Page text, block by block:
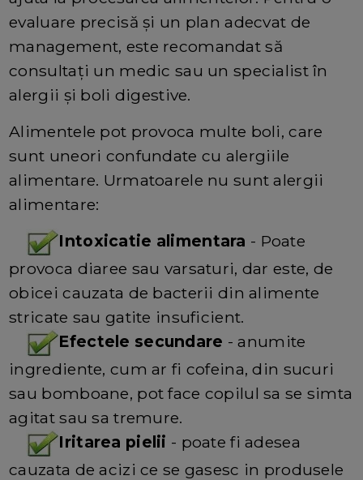
evaluare precisă și un plan adecvat de
management, este recomandat să
consultați un medic sau un specialist în
alergii și boli digestive.
Alimentele pot provoca multe boli, care
sunt uneori confundate cu alergiile
alimentare. Urmatoarele nu sunt alergii
alimentare:
Intoxicatie alimentara - Poate
provoca diaree sau varsaturi, dar este, de
obicei cauzata de bacterii din alimente
stricate sau gatite insuficient.
Efectele secundare - anumite
ingrediente, cum ar fi cofeina, din sucuri
sau bomboane, pot face copilul sa se simta
agitat sau sa tremure.
Iritarea pielii - poate fi adesea
cauzata de acizi ce se gasesc in produsele